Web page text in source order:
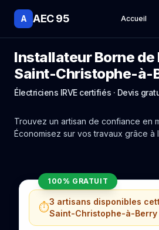
A AEC 95 Accueil
Installateur Borne de
Saint-Christophe-à-
Électriciens IRVE certifiés · Devis
Trouvez un artisan de confiance en
Économisez sur vos travaux grâce à
100% GRATUIT
⏱️3 artisans disponibles
Saint-Christophe-à-Berry